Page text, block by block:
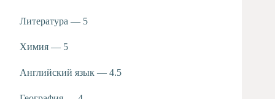
Литература — 5
Химия — 5
Английский язык — 4.5